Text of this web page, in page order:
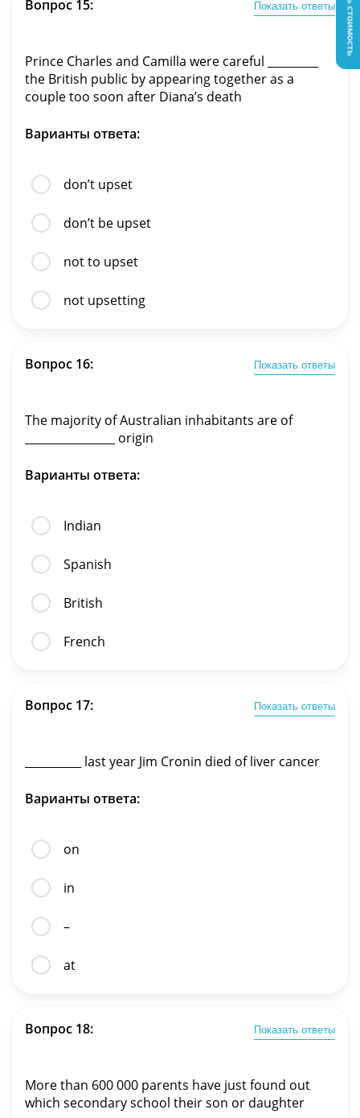
Вопрос 15: Показать ответы
Prince Charles and Camilla were careful _________
the British public by appearing together as a
couple too soon after Diana’s death
Варианты ответа:
don’t upset
don’t be upset
not to upset
not upsetting
Вопрос 16: Показать ответы
The majority of Australian inhabitants are of
________________ origin
Варианты ответа:
Indian
Spanish
British
French
Вопрос 17: Показать ответы
__________ last year Jim Cronin died of liver cancer
Варианты ответа:
on
in
–
at
Вопрос 18: Показать ответы
More than 600 000 parents have just found out
which secondary school their son or daughter